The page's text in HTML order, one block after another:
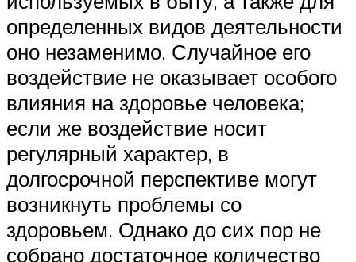
определенных видов деятельности
оно незаменимо. Случайное его
воздействие не оказывает особого
влияния на здоровье человека;
если же воздействие носит
регулярный характер, в
долгосрочной перспективе могут
возникнуть проблемы со
здоровьем. Однако до сих пор не
собрано достаточное количество